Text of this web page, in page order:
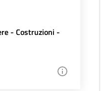
- Costruzioni -